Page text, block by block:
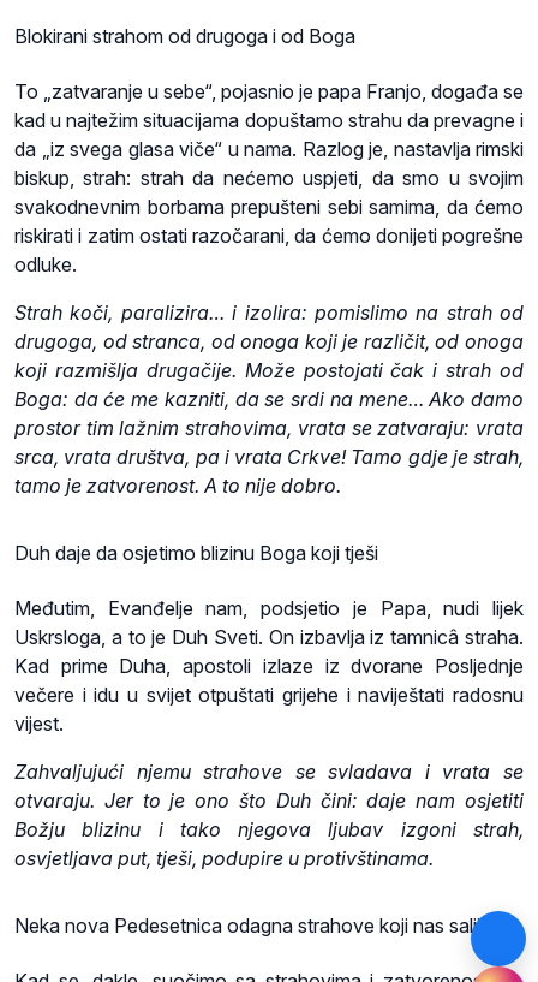
Blokirani strahom od drugoga i od Boga
To „zatvaranje u sebe“, pojasnio je papa Franjo, događa se
kad u najtežim situacijama dopuštamo strahu da prevagne i
da „iz svega glasa viče“ u nama. Razlog je, nastavlja rimski
biskup, strah: strah da nećemo uspjeti, da smo u svojim
svakodnevnim borbama prepušteni sebi samima, da ćemo
riskirati i zatim ostati razočarani, da ćemo donijeti pogrešne
odluke.
Strah koči, paralizira… i izolira: pomislimo na strah od
drugoga, od stranca, od onoga koji je različit, od onoga
koji razmišlja drugačije. Može postojati čak i strah od
Boga: da će me kazniti, da se srdi na mene… Ako damo
prostor tim lažnim strahovima, vrata se zatvaraju: vrata
srca, vrata društva, pa i vrata Crkve! Tamo gdje je strah,
tamo je zatvorenost. A to nije dobro.
Duh daje da osjetimo blizinu Boga koji tješi
Međutim, Evanđelje nam, podsjetio je Papa, nudi lijek
Uskrsloga, a to je Duh Sveti. On izbavlja iz tamnicâ straha.
Kad prime Duha, apostoli izlaze iz dvorane Posljednje
večere i idu u svijet otpuštati grijehe i naviještati radosnu
vijest.
Zahvaljujući njemu strahove se svladava i vrata se
otvaraju. Jer to je ono što Duh čini: daje nam osjetiti
Božju blizinu i tako njegova ljubav izgoni strah,
osvjetljava put, tješi, podupire u protivštinama.
Neka nova Pedesetnica odagna strahove koji nas salijeću